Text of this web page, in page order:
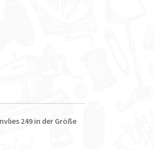
249 in der Größe